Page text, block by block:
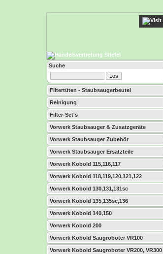
Suche
Filtertüten - Staubsaugerbeutel
Reinigung
Filter-Set's
Vorwerk Staubsauger & Zusatzgeräte
Vorwerk Staubsauger Zubehör
Vorwerk Staubsauger Ersatzteile
Vorwerk Kobold 115,116,117
Vorwerk Kobold 118,119,120,121,122
Vorwerk Kobold 130,131,131sc
Vorwerk Kobold 135,135sc,136
Vorwerk Kobold 140,150
Vorwerk Kobold 200
Vorwerk Kobold Saugroboter VR100
Vorwerk Kobold Saugroboter VR200, VR300